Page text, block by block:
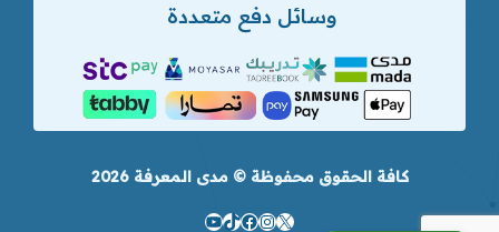
وسائل دفع متعددة
كافة الحقوق محفوظة © مدى المعرفة 2026